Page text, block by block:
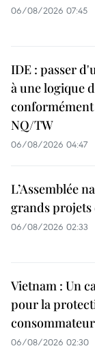
06/08/2026 07:45
IDE : passer
à une logique
conformément
NQ/TW
06/08/2026 04:47
L’Assemblée
grands
06/08/2026 02:33
Vietnam : Un
pour la
06/08/2026 02:30